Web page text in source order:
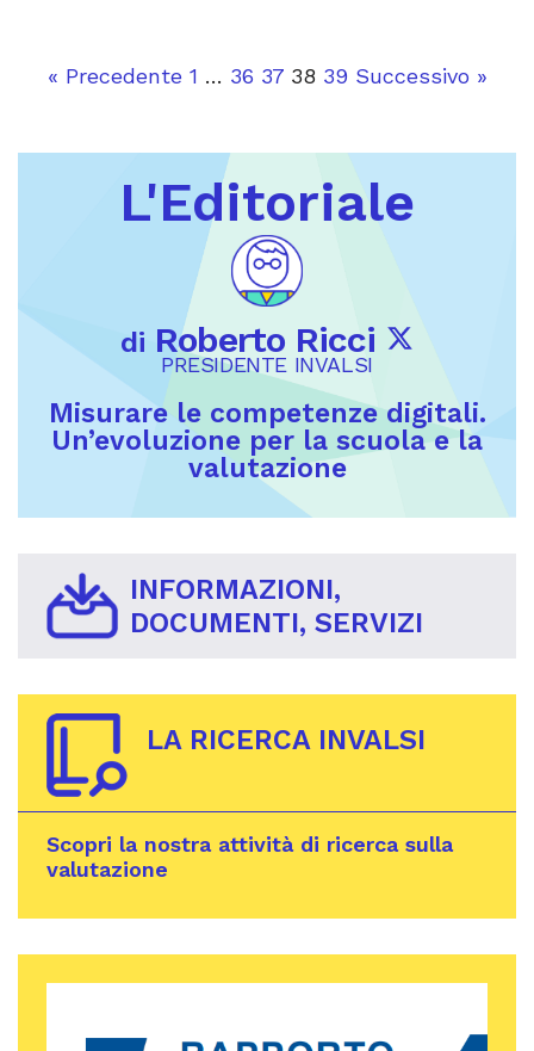
« Precedente 1 … 36 37 38 39 Successivo »
L'Editoriale
di Roberto Ricci
PRESIDENTE INVALSI
Misurare le competenze digitali.
Un’evoluzione per la scuola e la
valutazione
INFORMAZIONI,
DOCUMENTI, SERVIZI
LA RICERCA INVALSI
Scopri la nostra attività di ricerca sulla
valutazione